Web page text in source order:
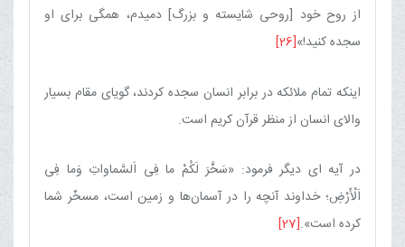
از روح خود [روحی شایسته و بزرگ] دمیدم، همگی برای او
سجده كنید!»[26]
اینكه تمام ملائكه در برابر انسان سجده كردند، گویای مقام بسیار
والای انسان از منظر قرآن كریم است.
در آیه ای دیگر فرمود: «سَخَّرَ لَكُمْ ما فِی اَلسَّماواتِ وَما فِی
اَلْأَرْضِ‌؛ خداوند آنچه را در آسمان‌ها و زمین است، مسخّر شما
كرده است».[27]